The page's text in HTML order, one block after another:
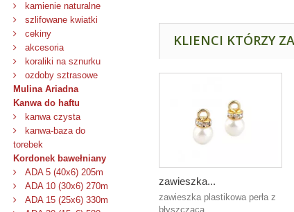
kamienie naturalne
szlifowane kwiatki
cekiny
akcesoria
koraliki na sznurku
ozdoby sztrasowe
Mulina Ariadna
Kanwa do haftu
kanwa czysta
kanwa-baza do
torebek
Kordonek bawełniany
ADA 5 (40x6) 205m
ADA 10 (30x6) 270m
ADA 15 (25x6) 330m
KLIENCI KTÓRZY
zawieszka...
zawieszka plastikowa perła z
błyszczącą...